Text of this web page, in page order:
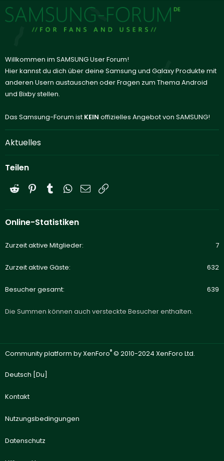
Willkommen im SAMSUNG User Forum!
Hier kannst du dich über deine Samsung und Galaxy Produkte mit
anderen Usern austauschen oder Fragen zum Thema Android
und Bixby stellen.
Das Samsung-Forum ist KEIN offizielles Angebot von SAMSUNG!
Aktuelles
Teilen
Reddit PinterestTumblrWhatsApp
E-Mail
Online-Statistiken
Zurzeit aktive Mitglieder 7
Zurzeit aktive Gäste 632
Besucher gesamt 639
Die Summen können auch versteckte Besucher enthalten.
Community platform by XenForo® © 2010-2024 XenForo Ltd.
Deutsch [Du]
Kontakt
Nutzungsbedingungen
Datenschutz